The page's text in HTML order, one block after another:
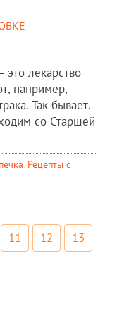
лекарство
например,
Так бывает.
со Старшей
, Рецепты c
11 12 13